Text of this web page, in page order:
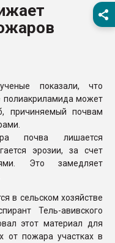
пластмасс
28.07.2026
ситуацией на
ПЕРЕЙТИ НА
показали, что
полиакриламида может
причиняемый почвам
почва лишается
эрозии, за счет
Это замедляет
в сельском хозяйстве
Тель-авивского
этот материал для
от пожара участках в